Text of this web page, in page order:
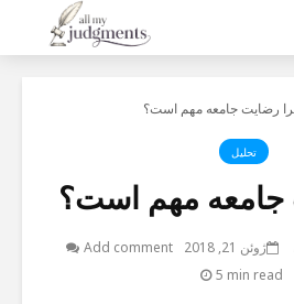
SEARCH
رضایت جامعه مهم است؟
تحلیل
جامعه مهم است؟
ژوئن 21, 2018
Add comment
5 min read